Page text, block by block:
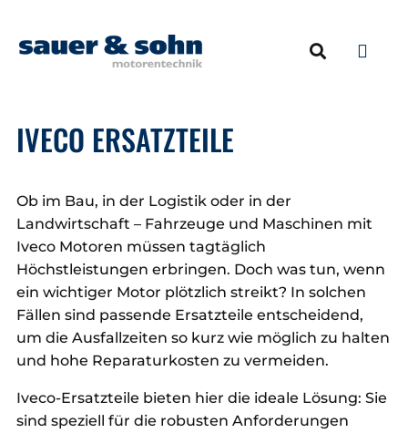
IVECO ERSATZTEILE
Ob im Bau, in der Logistik oder in der
Landwirtschaft – Fahrzeuge und Maschinen mit
Iveco Motoren müssen tagtäglich
Höchstleistungen erbringen. Doch was tun, wenn
ein wichtiger Motor plötzlich streikt? In solchen
Fällen sind passende Ersatzteile entscheidend,
um die Ausfallzeiten so kurz wie möglich zu halten
und hohe Reparaturkosten zu vermeiden.
Iveco-Ersatzteile bieten hier die ideale Lösung: Sie
sind speziell für die robusten Anforderungen